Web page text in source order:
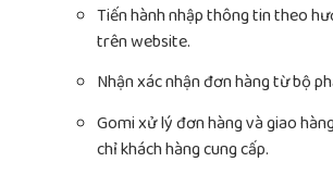
Tiến hành nhập thông tin theo
trên website.
Nhận xác nhận đơn hàng từ bộ
Gomi xử lý đơn hàng và giao
chỉ khách hàng cung cấp.